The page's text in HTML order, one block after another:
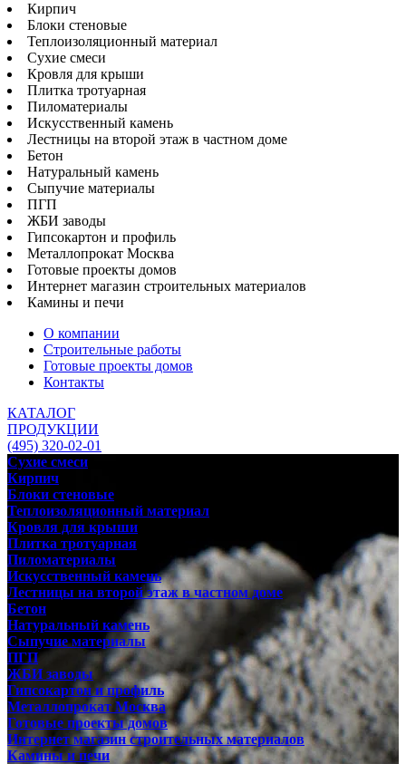
Кирпич
Блоки стеновые
Теплоизоляционный материал
Сухие смеси
Кровля для крыши
Плитка тротуарная
Пиломатериалы
Искусственный камень
Лестницы на второй этаж в частном доме
Бетон
Натуральный камень
Сыпучие материалы
ПГП
ЖБИ заводы
Гипсокартон и профиль
Металлопрокат Москва
Готовые проекты домов
Интернет магазин строительных материалов
Камины и печи
О компании
Строительные работы
Готовые проекты домов
Контакты
КАТАЛОГ
ПРОДУКЦИИ
(495) 320-02-01
Сухие смеси
Кирпич
Блоки стеновые
Теплоизоляционный материал
Кровля для крыши
Плитка тротуарная
Пиломатериалы
Искусственный камень
Лестницы на второй этаж в частном доме
Бетон
Натуральный камень
Сыпучие материалы
ПГП
ЖБИ заводы
Гипсокартон и профиль
Металлопрокат Москва
Готовые проекты домов
Интернет магазин строительных материалов
Камины и печи